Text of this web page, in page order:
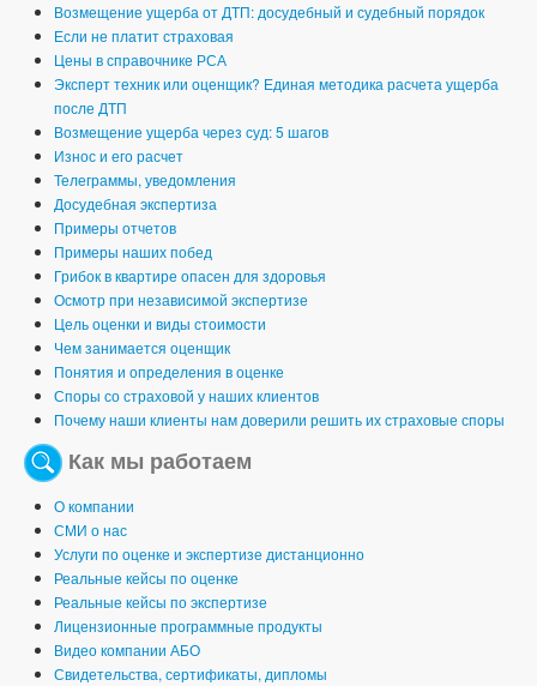
Возмещение ущерба от ДТП: досудебный и судебный порядок
Если не платит страховая
Цены в справочнике РСА
Эксперт техник или оценщик? Единая методика расчета ущерба
после ДТП
Возмещение ущерба через суд: 5 шагов
Износ и его расчет
Телеграммы, уведомления
Досудебная экспертиза
Примеры отчетов
Примеры наших побед
Грибок в квартире опасен для здоровья
Осмотр при независимой экспертизе
Цель оценки и виды стоимости
Чем занимается оценщик
Понятия и определения в оценке
Споры со страховой у наших клиентов
Почему наши клиенты нам доверили решить их страховые споры
Как мы работаем
О компании
СМИ о нас
Услуги по оценке и экспертизе дистанционно
Реальные кейсы по оценке
Реальные кейсы по экспертизе
Лицензионные программные продукты
Видео компании АБО
Свидетельства, сертификаты, дипломы